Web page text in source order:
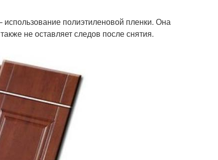
полиэтиленовой пленки. Она
не оставляет следов после снятия.